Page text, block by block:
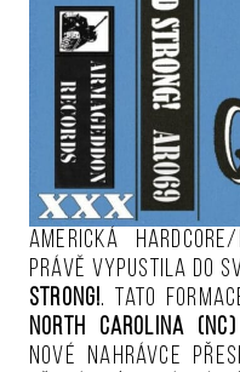
Americká
právě vypustila do
Strong!. Tato
North Carolina
nové nahrávce